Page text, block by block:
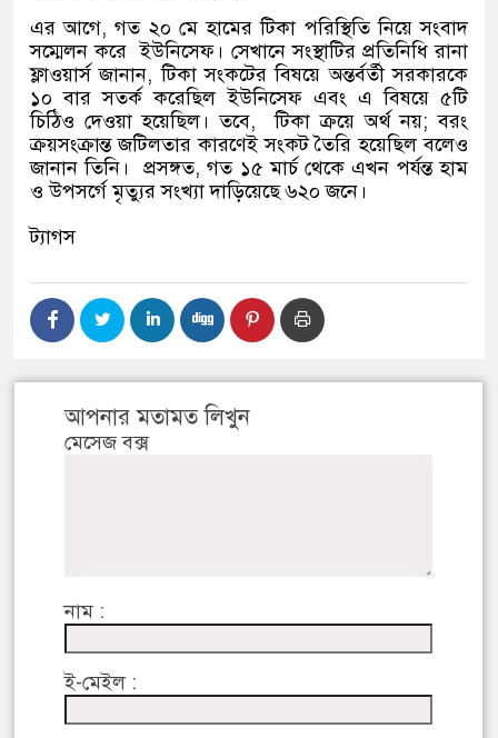
এর আগে,গত ২০ মে হামের টিকা পরিস্থিতি নিয়ে সংবাদ
সম্মেলন করে ইউনিসেফ। সেখানে সংস্থাটির প্রতিনিধি রানা
ফ্লাওয়ার্স জানান,টিকা সংকটের বিষয়ে অন্তর্বর্তী সরকারকে
১০ বার সতর্ক করেছিল ইউনিসেফ এবং এ বিষয়ে ৫টি
চিঠিও দেওয়া হয়েছিল। তবে,টিকা ক্রয়ে অর্থ নয়;বরং
ক্রয়সংক্রান্ত জটিলতার কারণেই সংকট তৈরি হয়েছিল বলেও
জানান তিনি।
প্রসঙ্গত,গত ১৫ মার্চ থেকে এখন পর্যন্ত হাম
ও উপসর্গে মৃত্যুর সংখ্যা দাড়িয়েছে ৬২০ জনে।
ট্যাগস
আপনার মতামত লিখুন
মেসেজ বক্স
নাম :
ই-মেইল :